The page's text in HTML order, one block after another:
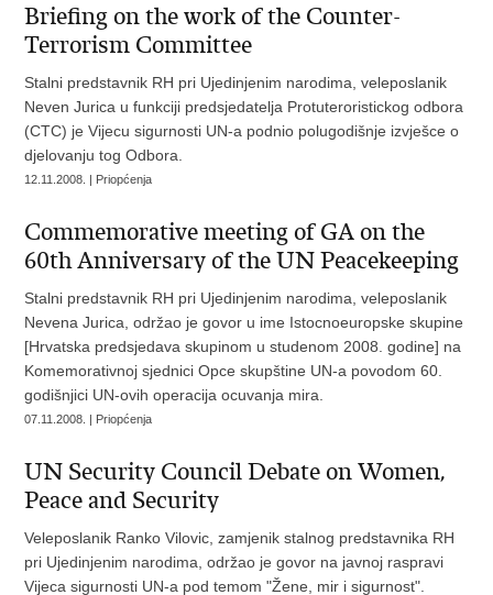
Briefing on the work of the Counter-
Terrorism Committee
Stalni predstavnik RH pri Ujedinjenim narodima, veleposlanik
Neven Jurica u funkciji predsjedatelja Protuteroristickog odbora
(CTC) je Vijecu sigurnosti UN-a podnio polugodišnje izvješce o
djelovanju tog Odbora.
12.11.2008. | Priopćenja
Commemorative meeting of GA on the
60th Anniversary of the UN Peacekeeping
Stalni predstavnik RH pri Ujedinjenim narodima, veleposlanik
Nevena Jurica, održao je govor u ime Istocnoeuropske skupine
[Hrvatska predsjedava skupinom u studenom 2008. godine] na
Komemorativnoj sjednici Opce skupštine UN-a povodom 60.
godišnjici UN-ovih operacija ocuvanja mira.
07.11.2008. | Priopćenja
UN Security Council Debate on Women,
Peace and Security
Veleposlanik Ranko Vilovic, zamjenik stalnog predstavnika RH
pri Ujedinjenim narodima, održao je govor na javnoj raspravi
Vijeca sigurnosti UN-a pod temom "Žene, mir i sigurnost".